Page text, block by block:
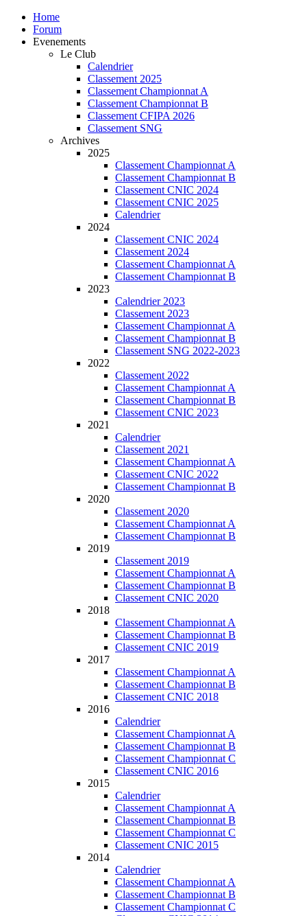
Home
Forum
Evenements
Le Club
Calendrier
Classement 2025
Classement Championnat A
Classement Championnat B
Classement CFIPA 2026
Classement SNG
Archives
2025
Classement Championnat A
Classement Championnat B
Classement CNIC 2024
Classement CNIC 2025
Calendrier
2024
Classement CNIC 2024
Classement 2024
Classement Championnat A
Classement Championnat B
2023
Calendrier 2023
Classement 2023
Classement Championnat A
Classement Championnat B
Classement SNG 2022-2023
2022
Classement 2022
Classement Championnat A
Classement Championnat B
Classement CNIC 2023
2021
Calendrier
Classement 2021
Classement Championnat A
Classement CNIC 2022
Classement Championnat B
2020
Classement 2020
Classement Championnat A
Classement Championnat B
2019
Classement 2019
Classement Championnat A
Classement Championnat B
Classement CNIC 2020
2018
Classement Championnat A
Classement Championnat B
Classement CNIC 2019
2017
Classement Championnat A
Classement Championnat B
Classement CNIC 2018
2016
Calendrier
Classement Championnat A
Classement Championnat B
Classement Championnat C
Classement CNIC 2016
2015
Calendrier
Classement Championnat A
Classement Championnat B
Classement Championnat C
Classement CNIC 2015
2014
Calendrier
Classement Championnat A
Classement Championnat B
Classement Championnat C